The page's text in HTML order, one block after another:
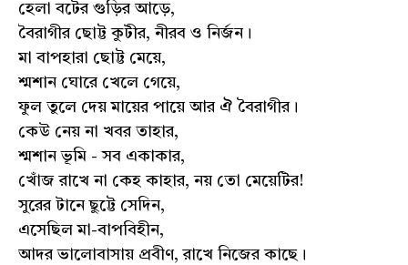
হেলা বটের গুড়ির আড়ে,
বৈরাগীর ছোট্ট কুটীর, নীরব ও নির্জন।
মা বাপহারা ছোট্ট মেয়ে,
শ্মশান ঘোরে খেলে গেয়ে,
ফুল তুলে দেয় মায়ের পায়ে আর ঐ বৈরাগীর।
কেউ নেয় না খবর তাহার,
শ্মশান ভূমি - সব একাকার,
খোঁজ রাখে না কেহ কাহার, নয় তো মেয়েটির!
সুরের টানে ছুট্টে সেদিন,
এসেছিল মা-বাপবিহীন,
আদর ভালোবাসায় প্রবীণ, রাখে নিজের কাছে।